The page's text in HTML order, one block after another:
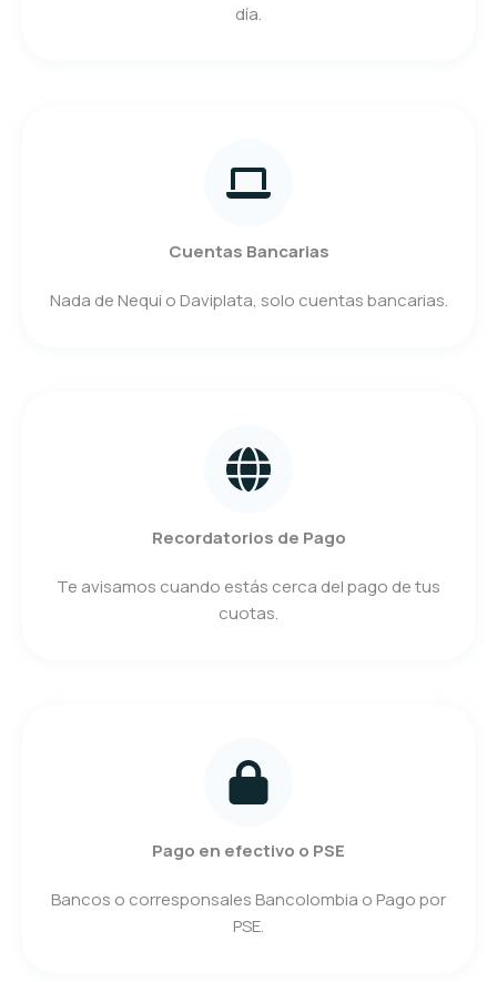
día.
Cuentas Bancarias
Nada de Nequi o Daviplata, solo cuentas bancarias.
Recordatorios de Pago
Te avisamos cuando estás cerca del pago de tus
cuotas.
Pago en efectivo o PSE
Bancos o corresponsales Bancolombia o Pago por
PSE.